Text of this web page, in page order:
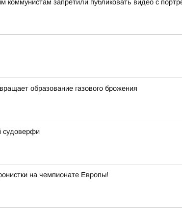
запретили публиковать видео с
образование газового брожения
судоверфи
на чемпионате Европы!